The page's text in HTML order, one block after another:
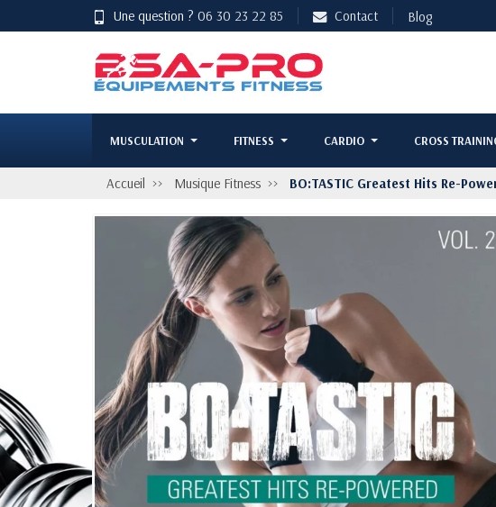
Une question ? 06 30 23 22 85 Contact Blog
MUSCULATION FITNESS CARDIO CROSS
Accueil Musique Fitness BO:TASTIC Greatest Hits Re-